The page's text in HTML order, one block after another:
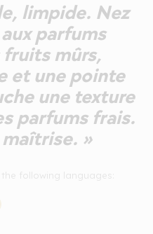
limpide. Nez
parfums
mûrs,
et une pointe
une texture
parfums frais.
»